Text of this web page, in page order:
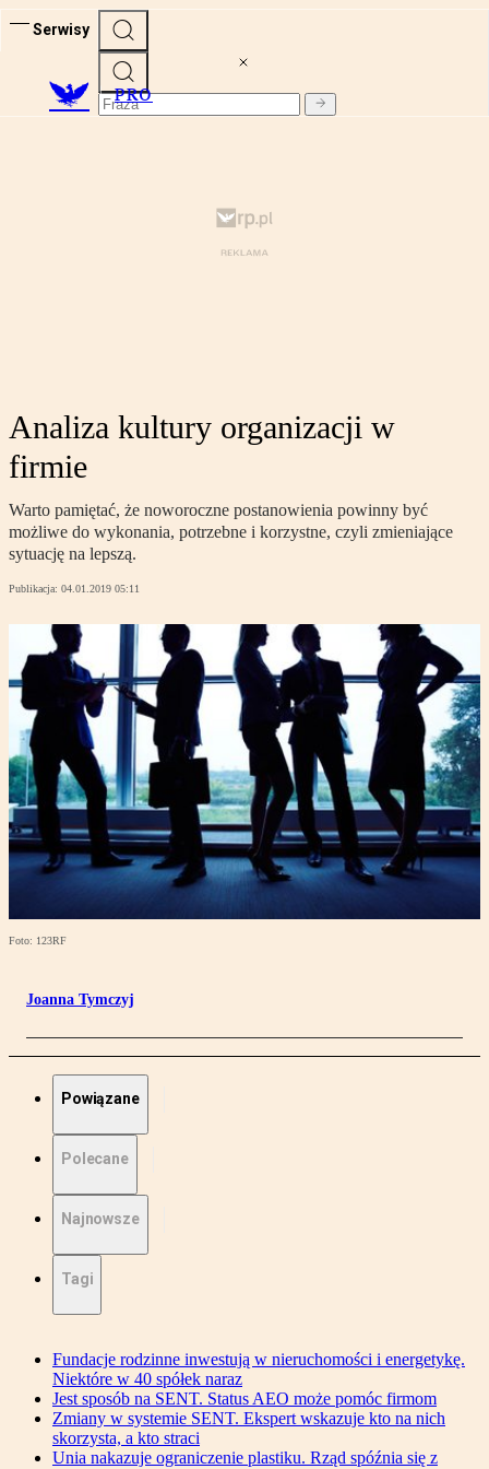
Serwisy
PRO
Analiza kultury organizacji w
firmie
Warto pamiętać, że noworoczne postanowienia powinny być
możliwe do wykonania, potrzebne i korzystne, czyli zmieniające
sytuację na lepszą.
Publikacja: 04.01.2019 05:11
Foto: 123RF
Joanna Tymczyj
Powiązane
Polecane
Najnowsze
Tagi
Fundacje rodzinne inwestują w nieruchomości i energetykę.
Niektóre w 40 spółek naraz
Jest sposób na SENT. Status AEO może pomóc firmom
Zmiany w systemie SENT. Ekspert wskazuje kto na nich
skorzysta, a kto straci
Unia nakazuje ograniczenie plastiku. Rząd spóźnia się z